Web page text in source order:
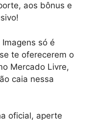
aos bônus e
só é
te oferecerem o
Mercado Livre,
caia nessa
oficial, aperte